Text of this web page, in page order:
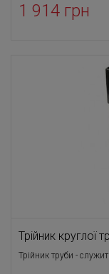
1 914 грн
Трійник круглої
Трійник труби -